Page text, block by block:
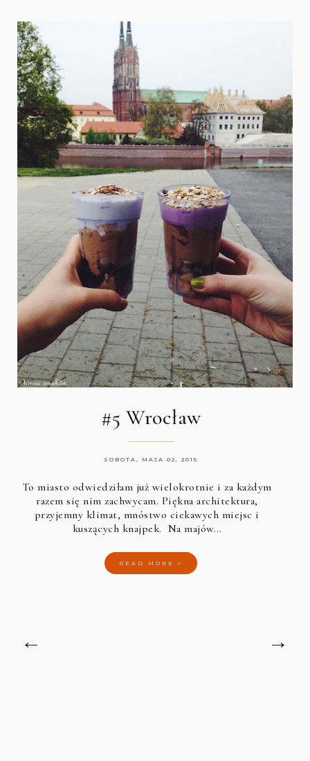
#5 Wrocław
SOBOTA, MAJA 02, 2015
To miasto odwiedziłam już wielokrotnie i za każdym
razem się nim zachwycam. Piękna architektura,
przyjemny klimat, mnóstwo ciekawych miejsc i
kuszących knajpek. Na majów…
READ MORE »
← →